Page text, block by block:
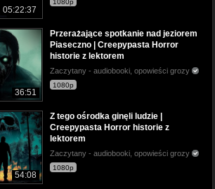
05:22:37
1080p
36:51
Przerażające spotkanie nad jeziorem
Piaseczno | Creepypasta Horror
historie z lektorem
Zaczytany - audiobooki, opowieści grozy
1080p
54:08
Z tego ośrodka ginęli ludzie |
Creepypasta Horror historie z
lektorem
Zaczytany - audiobooki, opowieści grozy
1080p